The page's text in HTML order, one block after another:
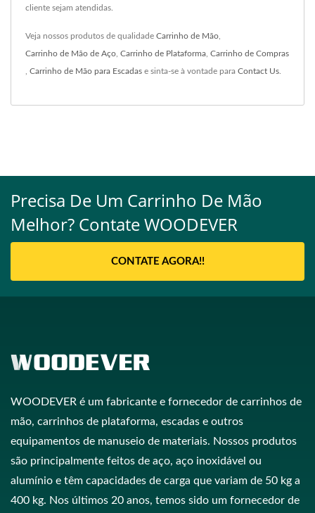
cliente sejam atendidas.
Veja nossos produtos de qualidade Carrinho de Mão
Carrinho de Mão de Aço Carrinho de Plataforma Carrinho de Compras
Carrinho de Mão para Escadas e sinta-se à vontade para Contact Us
Precisa De Um Carrinho De Mão
Melhor? Contate WOODEVER
CONTATE AGORA!!
WOODEVER é um fabricante e fornecedor de carrinhos de
mão, carrinhos de plataforma, escadas e outros
equipamentos de manuseio de materiais. Nossos produtos
são principalmente feitos de aço, aço inoxidável ou
alumínio e têm capacidades de carga que variam de 50 kg a
400 kg. Nos últimos 20 anos, temos sido um fornecedor de